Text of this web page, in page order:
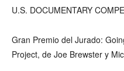
U.S. DOCUMENTARY
Gran Premio del Jurado:
Project, de Joe Brewster y